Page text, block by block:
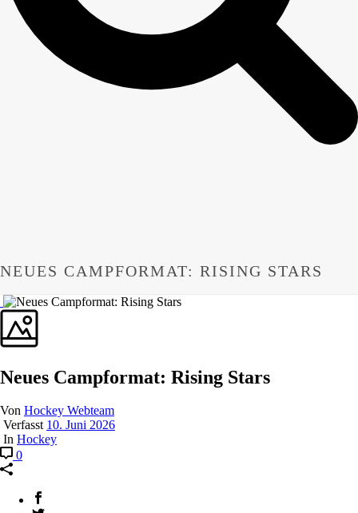
NEUES CAMPFORMAT: RISING STARS
Neues Campformat: Rising Stars
Von Hockey Webteam
Verfasst 10. Juni 2026
In Hockey
0